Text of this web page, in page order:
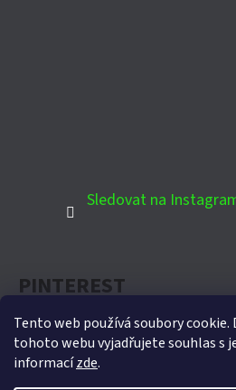
Tento web používá soubory
tohoto webu vyjadřujete souhlas s
informacízde.
Sledovat na
PINTEREST
Oficiální partner Biohort pro